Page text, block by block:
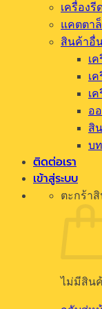
เครื่องรี
แคตตา
สินค้าอื่
เ
เ
เ
อ
สิ
บ
ติดต่อเรา
เข้าสู่ระบบ
ตะกร้า
ไม่มีสิน